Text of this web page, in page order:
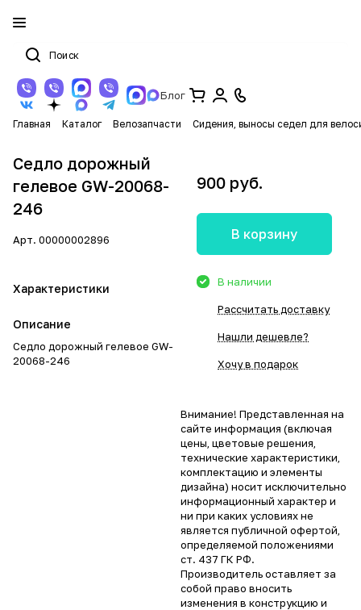
Блог
Главная Каталог Велозапчасти Сидения, выносы седел для
Седло дорожный
гелевое GW-20068-
246
Арт. 00000002896
Характеристики
Описание
Седло дорожный гелевое GW-
20068-246
900 руб.
В корзину
В наличии
Рассчитать доставку
Нашли дешевле?
Хочу в подарок
Внимание! Представленная на
сайте информация (включая
цены, цветовые решения,
технические характеристики,
комплектацию и элементы
дизайна) носит исключительно
информационный характер и
ни при каких условиях не
является публичной офертой,
определяемой положениями
ст. 437 ГК РФ.
Производитель оставляет за
собой право вносить
изменения в конструкцию и